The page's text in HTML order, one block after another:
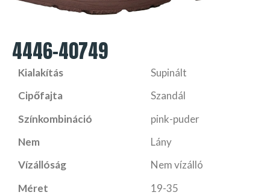
4446-40749
Kialakítás
Supinált
Cipőfajta
Szandál
Színkombináció
pink-puder
Nem
Lány
Vízállóság
Nem vízálló
Méret
19-35